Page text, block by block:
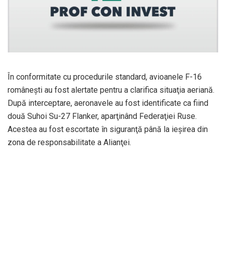
În conformitate cu procedurile standard, avioanele F-16
româneşti au fost alertate pentru a clarifica situaţia aeriană.
După interceptare, aeronavele au fost identificate ca fiind
două Suhoi Su-27 Flanker, aparţinând Federaţiei Ruse.
Acestea au fost escortate în siguranţă până la ieşirea din
zona de responsabilitate a Alianţei.